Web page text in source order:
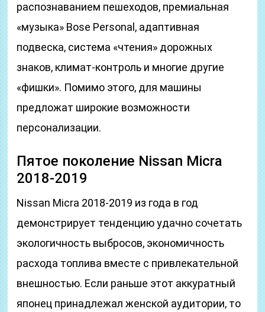
распознаванием пешеходов, премиальная
«музыка» Bose Personal, адаптивная
подвеска, система «чтения» дорожных
знаков, климат-контроль и многие другие
«фишки». Помимо этого, для машины
предложат широкие возможности
персонализации.
Пятое поколение Nissan Micra
2018-2019
Nissan Micra 2018-2019 из года в год
демонстрирует тенденцию удачно сочетать
экологичность выбросов, экономичность
расхода топлива вместе с привлекательной
внешностью. Если раньше этот аккуратный
японец принадлежал женской аудитории, то